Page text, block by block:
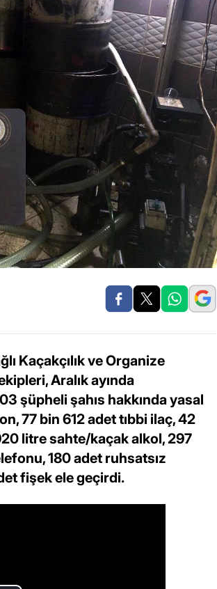
Kaçakçılık ve Organize
Aralık ayında
şüpheli şahıs hakkında yasal
77 bin 612 adet tıbbi ilaç, 42
litre sahte/kaçak alkol, 297
180 adet ruhsatsız
fişek ele geçirdi.